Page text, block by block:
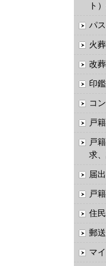
ト
パ
火
改
印
コ
戸
戸
求
届
戸
住
郵
マ